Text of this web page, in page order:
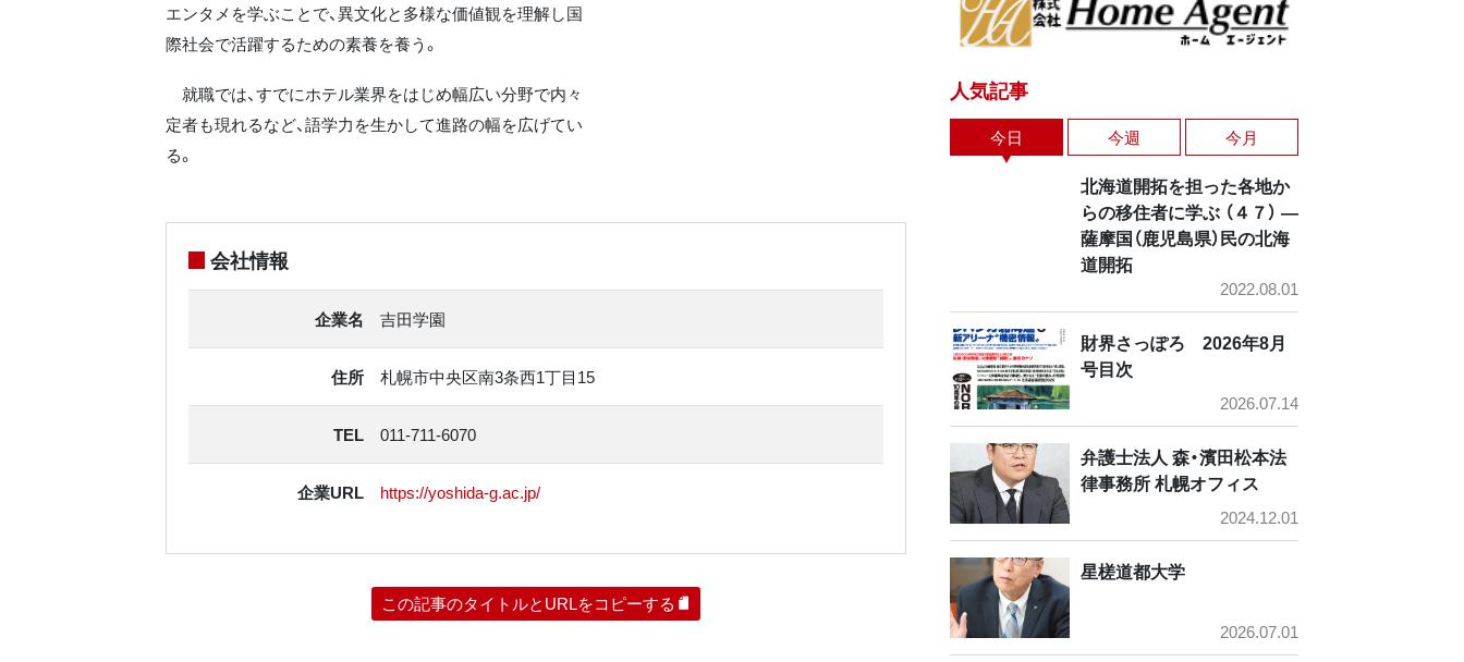
エンタメを学ぶことで、異文化と多様な価値観を理解し国
際社会で活躍するための素養を養う。
就職では、すでにホテル業界をはじめ幅広い分野で内々
定者も現れるなど、語学力を生かして進路の幅を広げてい
る。
会社情報
企業名 吉田学園
住所 札幌市中央区南3条西1丁目15
TEL 011-711-6070
企業URL https://yoshida-g.ac.jp/
この記事のタイトルとURLをコピーする
人気記事
今日 今週 今月
北海道開拓を担った各地か
らの移住者に学ぶ （４７） ―
薩摩国（鹿児島県）民の北海
道開拓
2022.08.01
財界さっぽろ 2026年8月
号目次
2026.07.14
弁護士法人 森・濱田松本法
律事務所 札幌オフィス
2024.12.01
星槎道都大学
2026.07.01